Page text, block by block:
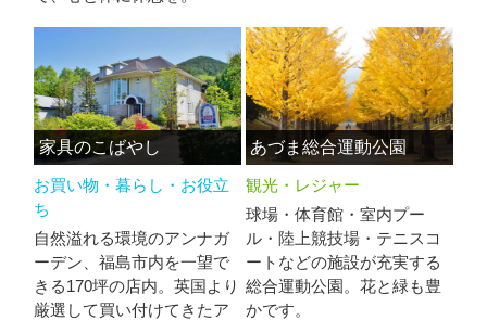
家具のこばやし
お買い物・暮らし・お役立
ち
自然溢れる環境のアンナガ
ーデン、福島市内を一望で
きる170坪の店内。英国より
厳選して買い付けてきたア
あづま総合運動公園
観光・レジャー
球場・体育館・室内プー
ル・陸上競技場・テニスコ
ートなどの施設が充実する
総合運動公園。花と緑も豊
かです。